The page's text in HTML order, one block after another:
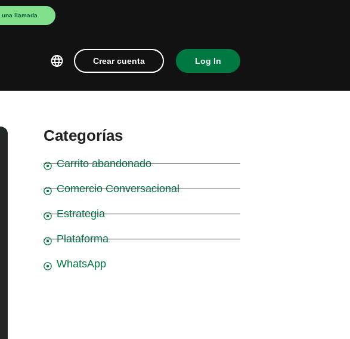
una llamada
Crear cuenta Log In
Categorías
Carrito abandonado
Comercio Conversacional
Estrategia
Plataforma
WhatsApp